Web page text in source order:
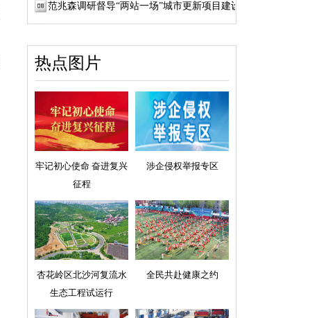
范兆森调研督导“两站一场”城市更新项目建设
热点图片
牢记初心使命 奋进复兴
征程
涉企侵权举报专区
杏花岭区北沙河复流水
生态工程试运行
全民共赴健康之约